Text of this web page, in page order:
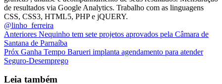
de resultados via Google Analytics. Trabalho com as linguagens
CSS, CSS3, HTML5, PHP e jQUERY.
@linho_ferreira
Anteriores Nequinho tem sete projetos aprovados pela Câmara de
Santana de Parnaíba
Próx Ganha Tempo Barueri implanta agendamento para atender
Seguro-Desemprego
Leia também